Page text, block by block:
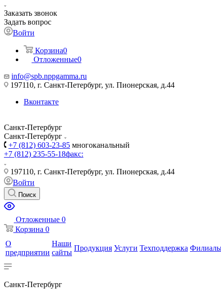
Заказать звонок
Задать вопрос
Войти
Корзина0
Отложенные0
info@spb.nppgamma.ru
197110, г. Санкт-Петербург, ул. Пионерская, д.44
Вконтакте
Санкт-Петербург
Санкт-Петербург
+7 (812) 603-23-85 многоканальный
+7 (812) 235-55-18факс:
197110, г. Санкт-Петербург, ул. Пионерская, д.44
Войти
Поиск
Отложенные 0
Корзина 0
О
предприятии
Наши
сайты
Продукция Услуги Техподдержка
Санкт-Петербург